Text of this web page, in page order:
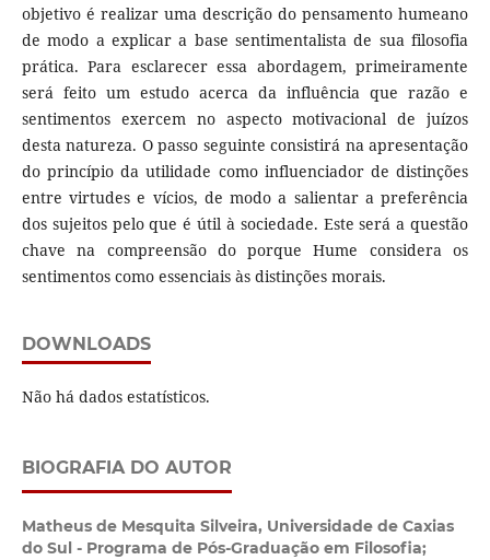
objetivo é realizar uma descrição do pensamento humeano
de modo a explicar a base sentimentalista de sua filosofia
prática. Para esclarecer essa abordagem, primeiramente
será feito um estudo acerca da influência que razão e
sentimentos exercem no aspecto motivacional de juízos
desta natureza. O passo seguinte consistirá na apresentação
do princípio da utilidade como influenciador de distinções
entre virtudes e vícios, de modo a salientar a preferência
dos sujeitos pelo que é útil à sociedade. Este será a questão
chave na compreensão do porque Hume considera os
sentimentos como essenciais às distinções morais.
DOWNLOADS
Não há dados estatísticos.
BIOGRAFIA DO AUTOR
Matheus de Mesquita Silveira, Universidade de Caxias
do Sul - Programa de Pós-Graduação em Filosofia;